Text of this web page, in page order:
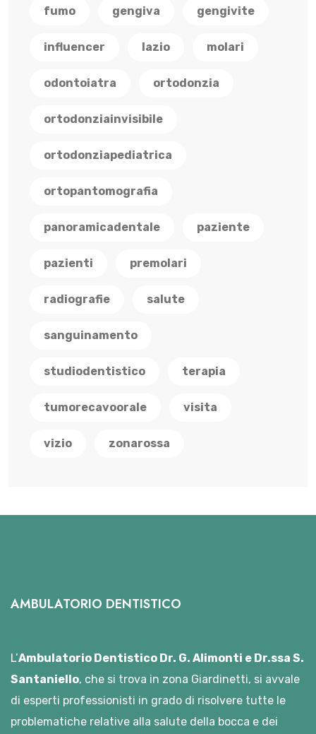
fumo gengiva gengivite
influencer lazio molari
odontoiatra ortodonzia
ortodonziainvisibile
ortodonziapediatrica
ortopantomografia
panoramicadentale paziente
pazienti premolari
radiografie salute
sanguinamento
studiodentistico terapia
tumorecavoorale visita
vizio zonarossa
AMBULATORIO DENTISTICO
L’Ambulatorio Dentistico Dr. G. Alimonti e Dr.ssa S.
Santaniello, che si trova in zona Giardinetti, si avvale
di esperti professionisti in grado di risolvere tutte le
problematiche relative alla salute della bocca e dei